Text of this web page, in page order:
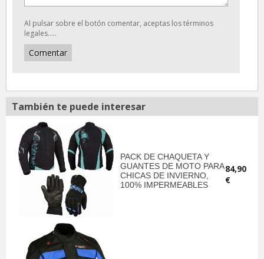
Al pulsar sobre el botón comentar, aceptas los términos
legales.....
También te puede interesar
PACK DE CHAQUETA Y
GUANTES DE MOTO PARA
CHICAS DE INVIERNO,
100% IMPERMEABLES
84,90
€